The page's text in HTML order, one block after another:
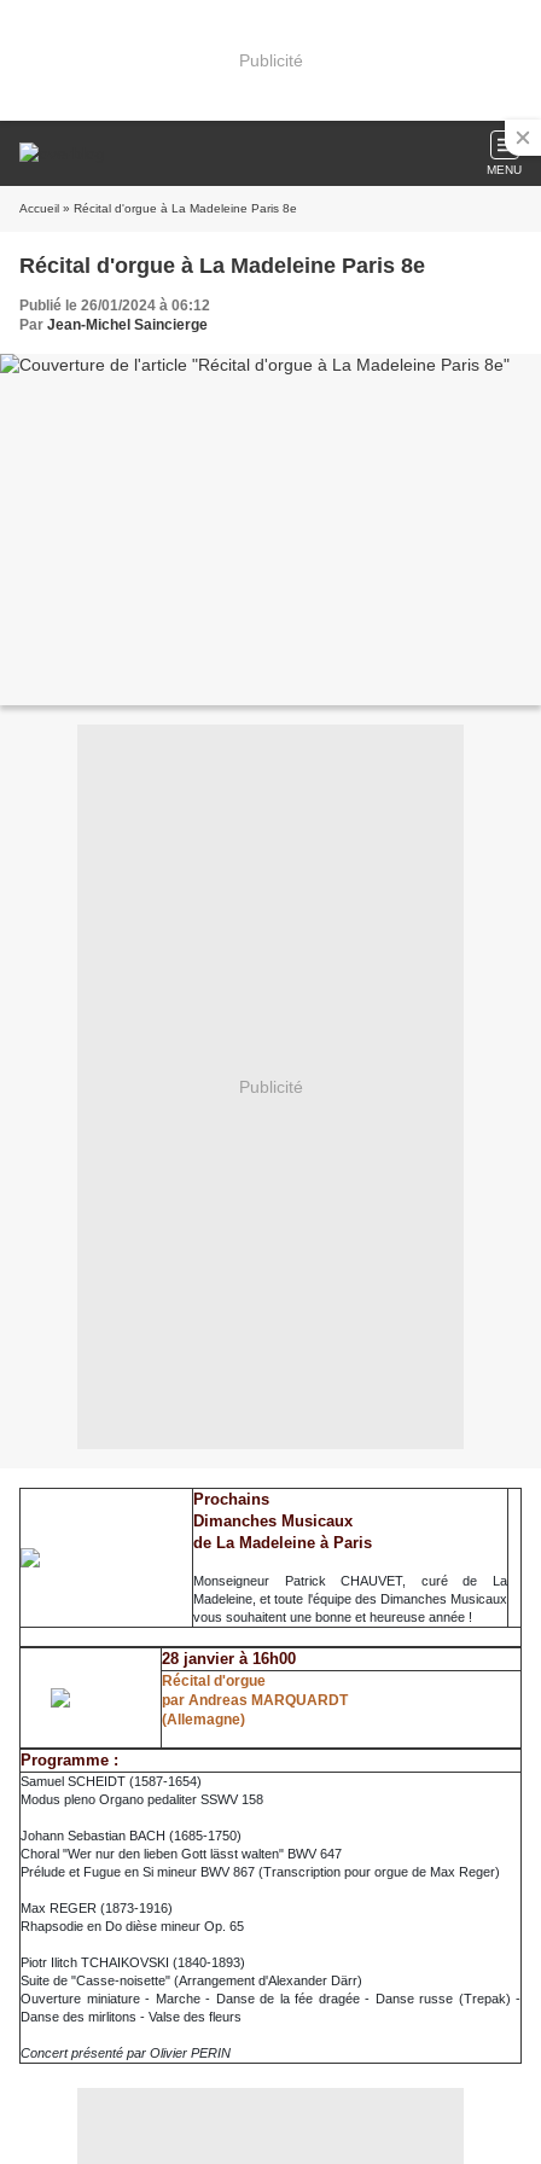
Publicité
MENU
Accueil » Récital d'orgue à La Madeleine Paris 8e
Récital d'orgue à La Madeleine Paris 8e
Publié le 26/01/2024 à 06:12
Par Jean-Michel Saincierge
Publicité
Prochains
Dimanches Musicaux
de La Madeleine à Paris
Monseigneur Patrick CHAUVET, curé de La
Madeleine, et toute l'équipe des Dimanches Musicaux
vous souhaitent une bonne et heureuse année !
28 janvier à 16h00
Récital d'orgue
par Andreas MARQUARDT
(Allemagne)
Programme :
Samuel SCHEIDT (1587-1654)
Modus pleno Organo pedaliter SSWV 158
Johann Sebastian BACH (1685-1750)
Choral "Wer nur den lieben Gott lässt walten" BWV 647
Prélude et Fugue en Si mineur BWV 867 (Transcription pour orgue de Max Reger)
Max REGER (1873-1916)
Rhapsodie en Do dièse mineur Op. 65
Piotr Ilitch TCHAIKOVSKI (1840-1893)
Suite de "Casse-noisette" (Arrangement d'Alexander Därr)
Ouverture miniature - Marche - Danse de la fée dragée - Danse russe (Trepak) -
Danse des mirlitons - Valse des fleurs
Concert présenté par Olivier PERIN